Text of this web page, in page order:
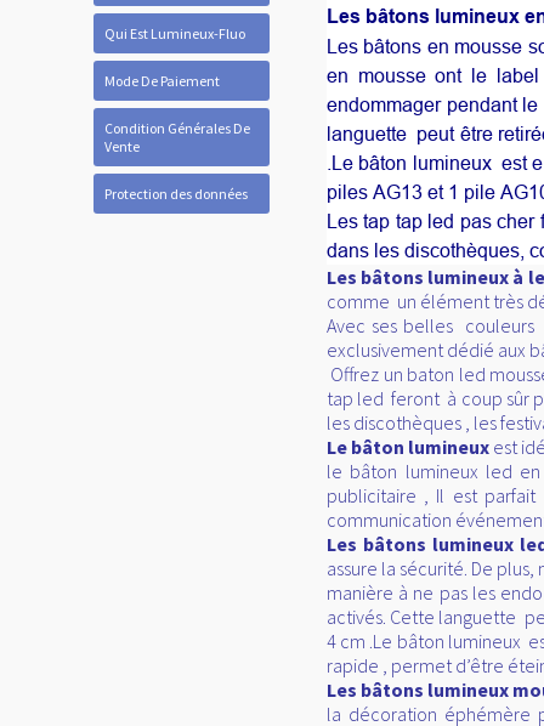
Qui Est Lumineux-Fluo
Mode De Paiement
Condition Générales De
Vente
Protection des données
Les bâtons lumineux
Les bâtons en mousse
en mousse ont le
endommager pendant
languette peut être
.Le bâton lumineux est
piles AG13 et 1 pile
Les tap tap led pas
dans les discothèques,
Les bâtons lumineux à
comme un élément très
Avec ses belles
exclusivement dédié aux
Offrez un baton led
tap led feront à coup sûr
les discothèques , les
Le bâton lumineux est
le bâton lumineux led
publicitaire , Il est
communication
Les bâtons lumineux
assure la sécurité. De
manière à ne pas les
activés. Cette languette
4 cm .Le bâton lumineux
rapide , permet d’être
Les bâtons lumineux
la décoration éphémère